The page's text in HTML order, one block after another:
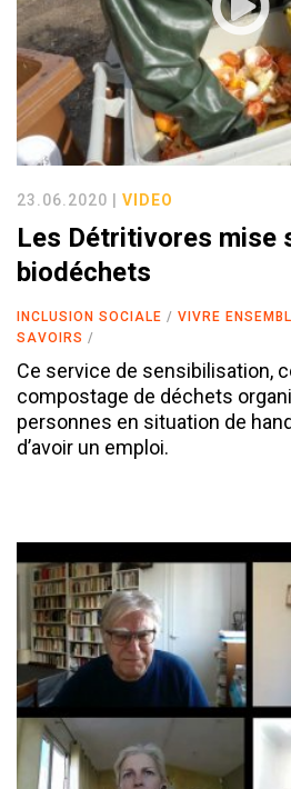
23.06.2020 | VIDEO
Les Détritivores mise
biodéchets
INCLUSION SOCIALE VIVRE
SAVOIRS
Ce service de sensibilisation,
compostage de déchets
personnes en situation de
d’avoir un emploi.